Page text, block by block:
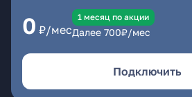
0 ₽/мес
1 месяц по акции
Далее 700₽/мес
Подключить